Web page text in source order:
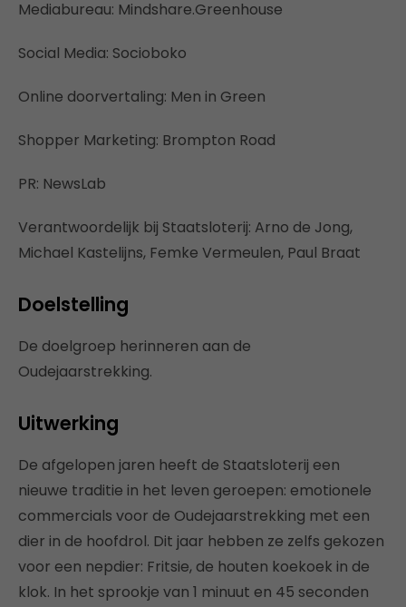
Mediabureau: Mindshare.Greenhouse
Social Media: Socioboko
Online doorvertaling: Men in Green
Shopper Marketing: Brompton Road
PR: NewsLab
Verantwoordelijk bij Staatsloterij: Arno de Jong,
Michael Kastelijns, Femke Vermeulen, Paul Braat
Doelstelling
De doelgroep herinneren aan de
Oudejaarstrekking.
Uitwerking
De afgelopen jaren heeft de Staatsloterij een
nieuwe traditie in het leven geroepen: emotionele
commercials voor de Oudejaarstrekking met een
dier in de hoofdrol. Dit jaar hebben ze zelfs gekozen
voor een nepdier: Fritsie, de houten koekoek in de
klok. In het sprookje van 1 minuut en 45 seconden